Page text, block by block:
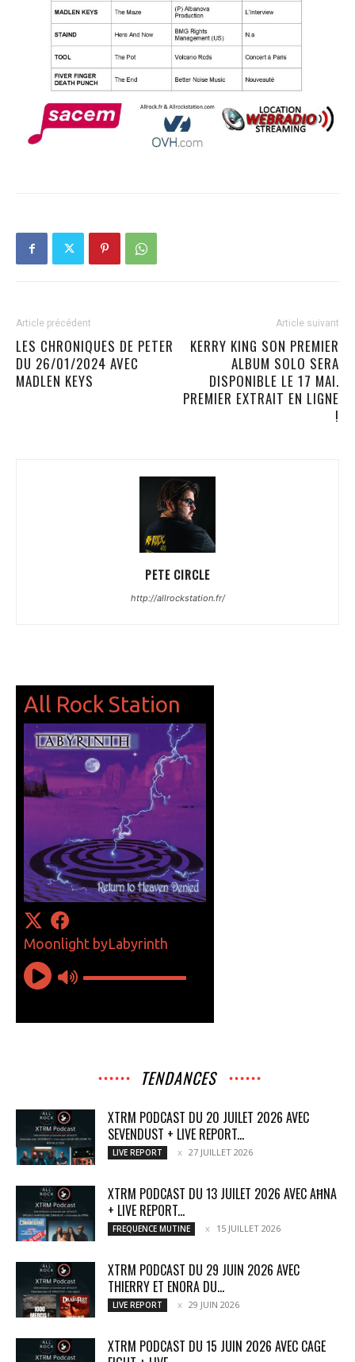
Article précédent
LES CHRONIQUES DE PETER
DU 26/01/2024 AVEC
MADLEN KEYS
Article suivant
KERRY KING SON PREMIER
ALBUM SOLO SERA
DISPONIBLE LE 17 MAI.
PREMIER EXTRAIT EN LIGNE
!
PETE CIRCLE
http://allrockstation.fr/
TENDANCES
XTRM PODCAST DU 20 JUILET 2026 AVEC
SEVENDUST + LIVE REPORT...
LIVE REPORT 27 JUILLET 2026
XTRM PODCAST DU 13 JUILET 2026 AVEC AĦNA
+ LIVE REPORT...
FREQUENCE MUTINE 15 JUILLET 2026
XTRM PODCAST DU 29 JUIN 2026 AVEC
THIERRY ET ENORA DU...
LIVE REPORT 29 JUIN 2026
XTRM PODCAST DU 15 JUIN 2026 AVEC CAGE